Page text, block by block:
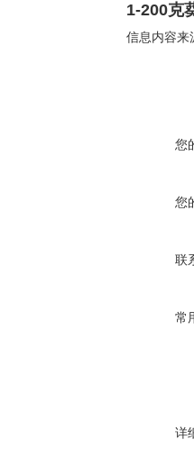
1-200克
信息内容来
您
您
联
常
详